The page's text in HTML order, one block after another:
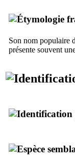
Son nom populaire
présente souvent